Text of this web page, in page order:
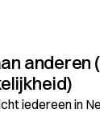
anderen
iedereen in